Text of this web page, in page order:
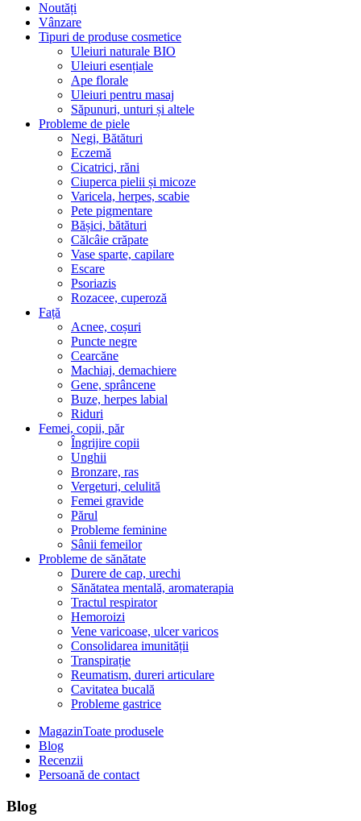
Noutăți
Vânzare
Tipuri de produse cosmetice
Uleiuri naturale BIO
Uleiuri esențiale
Ape florale
Uleiuri pentru masaj
Săpunuri, unturi și altele
Probleme de piele
Negi, Bătături
Eczemă
Cicatrici, răni
Ciuperca pielii și micoze
Varicela, herpes, scabie
Pete pigmentare
Bășici, bătături
Călcâie crăpate
Vase sparte, capilare
Escare
Psoriazis
Rozacee, cuperoză
Față
Acnee, coșuri
Puncte negre
Cearcăne
Machiaj, demachiere
Gene, sprâncene
Buze, herpes labial
Riduri
Femei, copii, păr
Îngrijire copii
Unghii
Bronzare, ras
Vergeturi, celulită
Femei gravide
Părul
Probleme feminine
Sânii femeilor
Probleme de sănătate
Durere de cap, urechi
Sănătatea mentală, aromaterapia
Tractul respirator
Hemoroizi
Vene varicoase, ulcer varicos
Consolidarea imunității
Transpirație
Reumatism, dureri articulare
Cavitatea bucală
Probleme gastrice
MagazinToate produsele
Blog
Recenzii
Persoană de contact
Blog